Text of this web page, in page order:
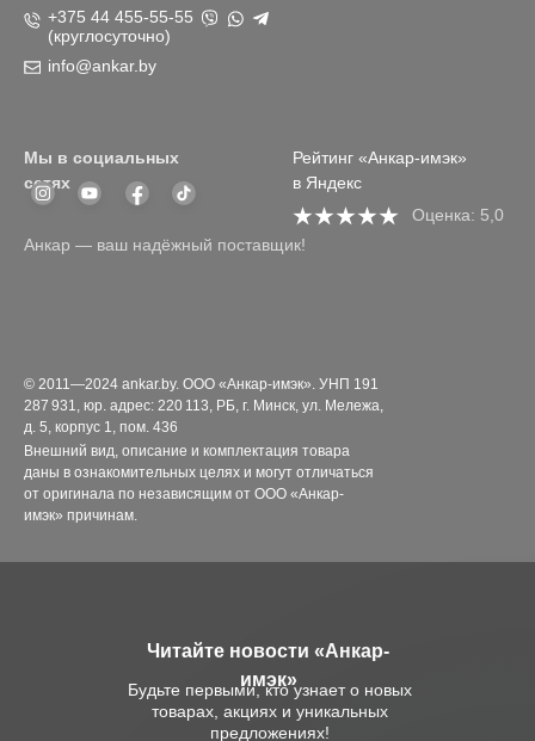
Читайте новости «Анкар-
имэк»
Будьте первыми, кто узнает о новых
товарах, акциях и уникальных
предложениях!
© 2011—2024 ankar.by. ООО «Анкар-имэк». УНП 191
287 931, юр. адрес: 220 113, РБ, г. Минск, ул. Мележа,
д. 5, корпус 1, пом. 436
Внешний вид, описание и комплектация товара
даны в ознакомительных целях и могут отличаться
от оригинала по независящим от ООО «Анкар-
имэк» причинам.
+375 44 455-55-55
(круглосуточно)
info@ankar.by
Анкар — ваш надёжный поставщик!
Мы в социальных
сетях
Рейтинг «Анкар-имэк»
в Яндекс
Оценка: 5,0